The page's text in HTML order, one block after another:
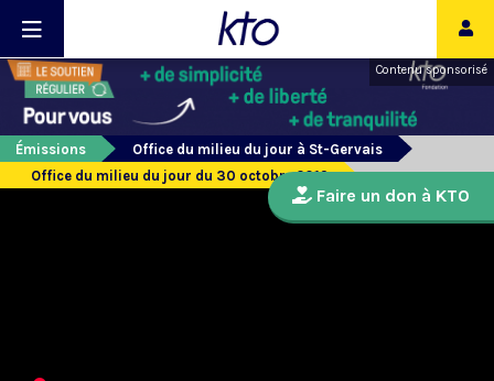
Contenu sponsorisé
Émissions
Office du milieu du jour à St-Gervais
Office du milieu du jour du 30 octobre 2019
Faire un don à KTO